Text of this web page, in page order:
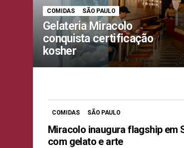
COMIDAS SÃO PAULO
Gelateria Miracolo
conquista certificação
kosher
COMIDAS SÃO PAULO
Miracolo inaugura flagship em
com gelato e arte